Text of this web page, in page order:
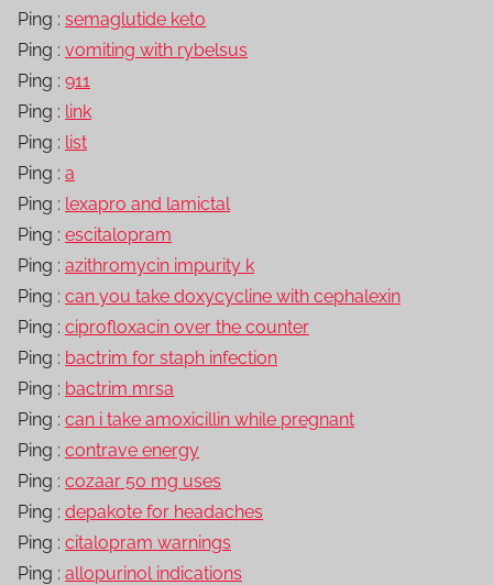
Ping : semaglutide keto
Ping : vomiting with rybelsus
Ping : 911
Ping : link
Ping : list
Ping : a
Ping : lexapro and lamictal
Ping : escitalopram
Ping : azithromycin impurity k
Ping : can you take doxycycline with cephalexin
Ping : ciprofloxacin over the counter
Ping : bactrim for staph infection
Ping : bactrim mrsa
Ping : can i take amoxicillin while pregnant
Ping : contrave energy
Ping : cozaar 50 mg uses
Ping : depakote for headaches
Ping : citalopram warnings
Ping : allopurinol indications